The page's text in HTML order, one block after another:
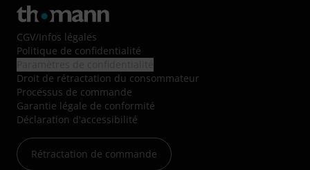
CGV/Infos légales
Politique de confidentialité
Droit de rétractation du consommateur
Processus de commande
Garantie légale de conformité
Déclaration d'accessibilité
Rétractation de commande